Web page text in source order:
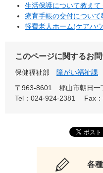
生活保護について教えて
療育手帳の交付について
軽費老人ホーム(ケアハ
このページに関するお
保健福祉部
障がい福祉課
〒963-8601
郡山市朝日
Tel：024-924-2381
Fax
各